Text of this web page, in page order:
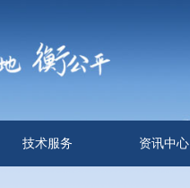
技术服务 资讯中心